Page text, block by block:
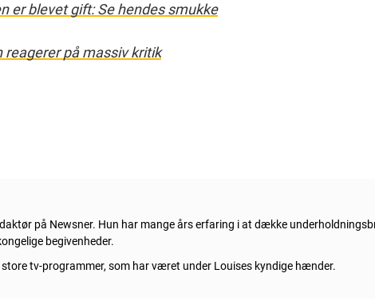
er blevet gift: Se hendes smukke
reagerer på massiv kritik
på Newsner. Hun har mange års erfaring i at dække
begivenheder.
tv-programmer, som har været under Louises kyndige hænder.